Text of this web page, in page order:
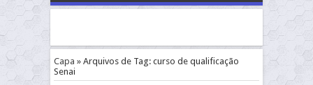
Capa » Arquivos de Tag: curso de qualificação
Senai